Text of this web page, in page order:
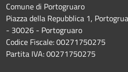
Comune di Portogruaro
Piazza della Repubblica 1,
- 30026 - Portogruaro
Codice Fiscale: 00271750275
Partita IVA: 00271750275